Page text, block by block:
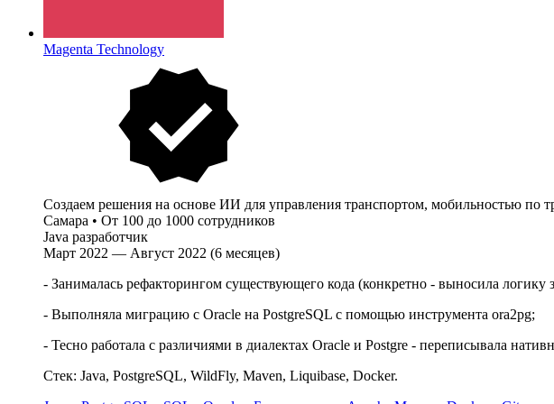
Magenta Technology
Создаем решения на основе ИИ для управления транспортом, мобильностью по
Самара • От 100 до 1000 сотрудников
Java разработчик
Март 2022 — Август 2022 (6 месяцев)
- Занималась рефакторингом существующего кода (конкретно - выносила
- Выполняла миграцию с Oracle на PostgreSQL с помощью инструмента ora2pg;
- Тесно работала с различиями в диалектах Oracle и Postgre - переписывала
Стек: Java, PostgreSQL, WildFly, Maven, Liquibase, Docker.